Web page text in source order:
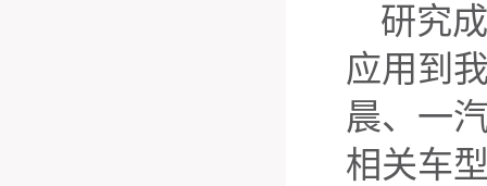
研究
应用到
晨、一
相关车